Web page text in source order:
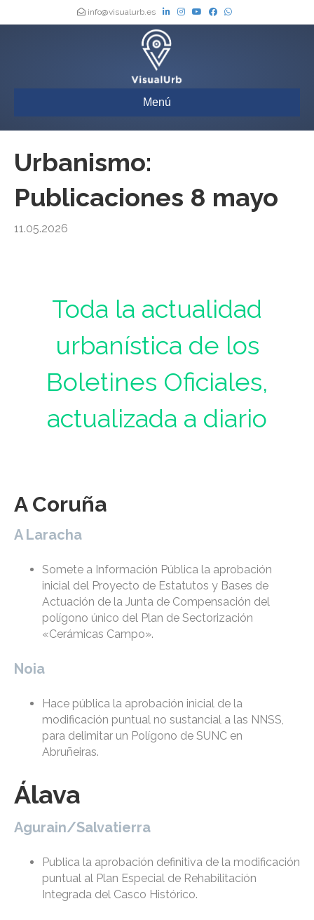
info@visualurb.es
Menú
Urbanismo:
Publicaciones 8 mayo
11.05.2026
Toda la actualidad
urbanística de los
Boletines Oficiales,
actualizada a diario
A Coruña
A Laracha
Somete a Información Pública la aprobación
inicial del Proyecto de Estatutos y Bases de
Actuación de la Junta de Compensación del
polígono único del Plan de Sectorización
«Cerámicas Campo».
Noia
Hace pública la aprobación inicial de la
modificación puntual no sustancial a las NNSS,
para delimitar un Polígono de SUNC en
Abruñeiras.
Álava
Agurain/Salvatierra
Publica la aprobación definitiva de la modificación
puntual al Plan Especial de Rehabilitación
Integrada del Casco Histórico.